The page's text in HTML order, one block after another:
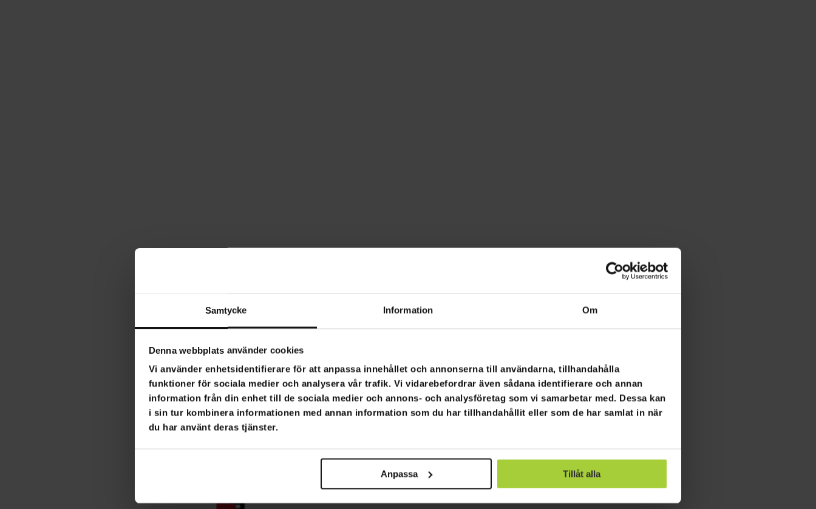
Samtycke Information Om
Denna webbplats använder cookies
Vi använder enhetsidentifierare för att anpassa innehållet och annonserna till användarna, tillhandahålla
funktioner för sociala medier och analysera vår trafik. Vi vidarebefordrar även sådana identifierare och annan
information från din enhet till de sociala medier och annons- och analysföretag som vi samarbetar med. Dessa kan
i sin tur kombinera informationen med annan information som du har tillhandahållit eller som de har samlat in när
du har använt deras tjänster.
Anpassa Tillåt alla